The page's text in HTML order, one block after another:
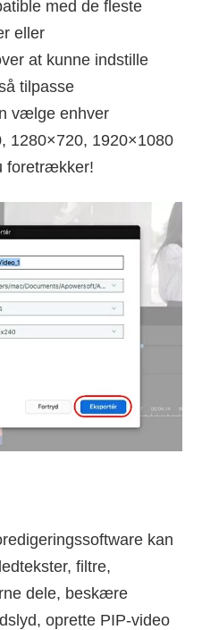
med de fleste
eller
at kunne indstille
tilpasse
vælge enhver
1280×720, 1920×1080
foretrækker!
kan
filtre,
dele, beskære
oprette PIP-video